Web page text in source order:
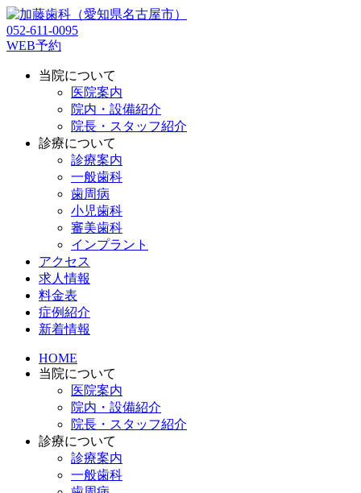
052-611-0095
WEB予約
当院について
医院案内
院内・設備紹介
院長・スタッフ紹介
診療について
診療案内
一般歯科
歯周病
小児歯科
審美歯科
インプラント
アクセス
求人情報
料金表
症例紹介
新着情報
HOME
当院について
医院案内
院内・設備紹介
院長・スタッフ紹介
診療について
診療案内
一般歯科